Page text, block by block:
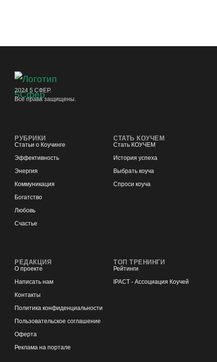
2024 5 СФЕР.
Все права защищены.
РУБРИКИ
Статьи о Коучинге
Эффективность
Энергия
Коммуникация
Богатство
Любовь
Счастье
СТАТЬ КОУЧЕМ
Стать КОУЧЕМ
История успеха
Выбрать коуча
Спроси коуча
РЕДАКЦИЯ
О проекте
Написать нам
Контакты
Политика конфиденциальности
Пользовательское соглашение
Оферта
Реклама на портале
ТОП ТРЕНИНГИ
Рейтинги
IPACT - Ассоциация Коучей